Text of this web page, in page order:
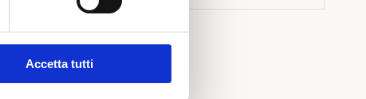
Accetta tutti